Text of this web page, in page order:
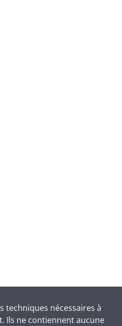
techniques nécessaires à
Ils ne contiennent aucune